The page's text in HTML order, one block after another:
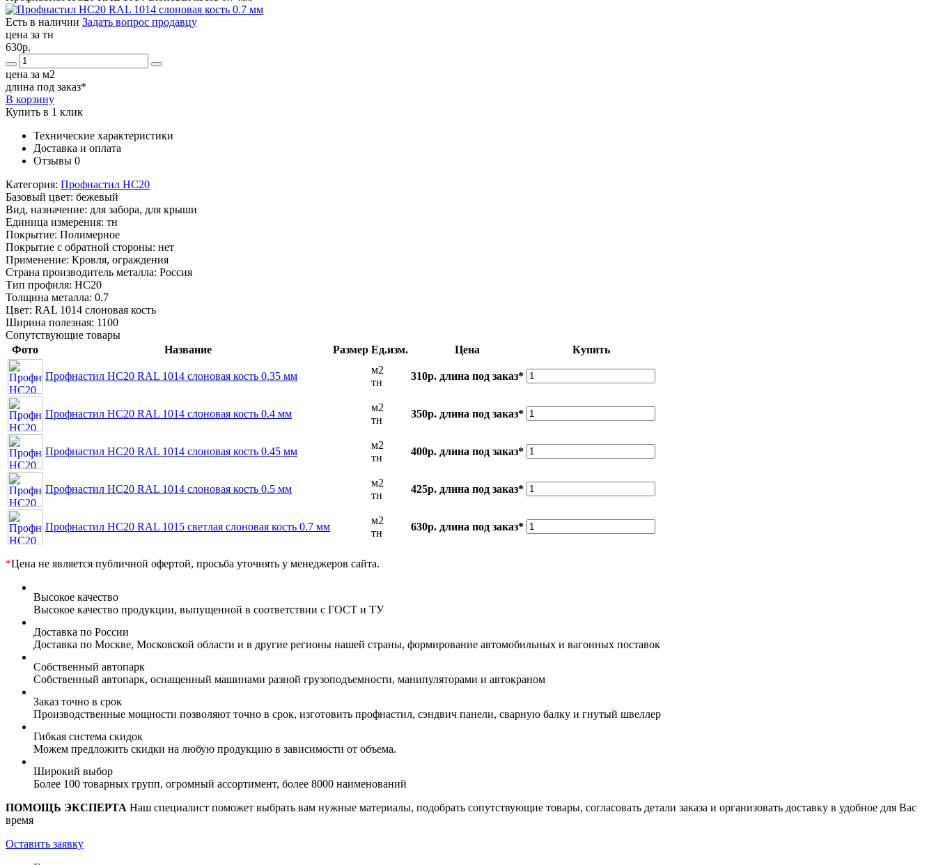
Есть в наличии Задать вопрос продавцу
цена за тн
630р.
цена за м2
длина под заказ*
В корзину
Купить в 1 клик
Технические характеристики
Доставка и оплата
Отзывы 0
Категория: Профнастил НС20
Базовый цвет: бежевый
Вид, назначение: для забора, для крыши
Единица измерения: тн
Покрытие: Полимерное
Покрытие с обратной стороны: нет
Применение: Кровля, ограждения
Страна производитель металла: Россия
Тип профиля: НС20
Толщина металла: 0.7
Цвет: RAL 1014 слоновая кость
Ширина полезная: 1100
Сопутствующие товары
Фото
Название Размер Ед.изм. Цена Купить
Профнастил НС20 RAL 1014 слоновая кость 0.35 мм
м2
тн
310р. длина под заказ*
Профнастил НС20 RAL 1014 слоновая кость 0.4 мм
м2
тн
350р. длина под заказ*
Профнастил НС20 RAL 1014 слоновая кость 0.45 мм
м2
тн
400р. длина под заказ*
Профнастил НС20 RAL 1014 слоновая кость 0.5 мм
м2
тн
425р. длина под заказ*
Профнастил НС20 RAL 1015 светлая слоновая кость 0.7 мм
м2
тн
630р. длина под заказ*
*Цена не является публичной офертой, просьба уточнять у менеджеров сайта.
Высокое качество
Высокое качество продукции, выпущенной в соответствии с ГОСТ и ТУ
Доставка по России
Доставка по Москве, Московской области и в другие регионы нашей страны, формирование автомобильных и вагонных поставок
Собственный автопарк
Собственный автопарк, оснащенный машинами разной грузоподъемности, манипуляторами и автокраном
Заказ точно в срок
Производственные мощности позволяют точно в срок, изготовить профнастил, сэндвич панели, сварную балку и гнутый швеллер
Гибкая система скидок
Можем предложить скидки на любую продукцию в зависимости от объема.
Широкий выбор
Более 100 товарных групп, огромный ассортимент, более 8000 наименований
ПОМОЩЬ ЭКСПЕРТА Наш специалист поможет выбрать вам нужные материалы, подобрать сопутствующие товары, согласовать детали заказа и организовать доставку в удобное для Вас
время
Оставить заявку